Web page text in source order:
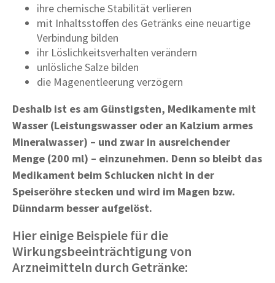
ihre chemische Stabilität verlieren
mit Inhaltsstoffen des Getränks eine neuartige
Verbindung bilden
ihr Löslichkeitsverhalten verändern
unlösliche Salze bilden
die Magenentleerung verzögern
Deshalb ist es am Günstigsten, Medikamente mit
Wasser (Leistungswasser oder an Kalzium armes
Mineralwasser) – und zwar in ausreichender
Menge (200 ml) – einzunehmen. Denn so bleibt das
Medikament beim Schlucken nicht in der
Speiseröhre stecken und wird im Magen bzw.
Dünndarm besser aufgelöst.
Hier einige Beispiele für die
Wirkungsbeeinträchtigung von
Arzneimitteln durch Getränke: